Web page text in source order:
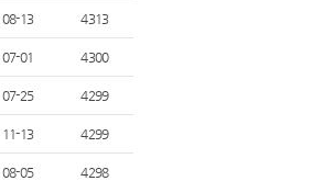
08-13 4313
07-01 4300
07-25 4299
11-13 4299
08-05 4298